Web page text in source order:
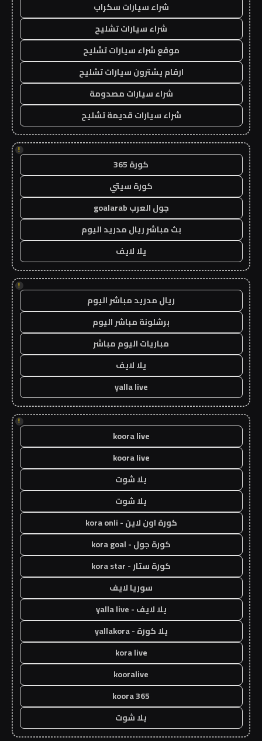
شراء سيارات سكراب
شراء سيارات تشليح
موقع شراء سيارات تشليح
ارقام يشترون سيارات تشليح
شراء سيارات مصدومة
شراء سيارات قديمة تشليح
!
كورة 365
كورة سيتي
جول العرب goalarab
بث مباشر ريال مدريد اليوم
يلا لايف
!
ريال مدريد مباشر اليوم
برشلونة مباشر اليوم
مباريات اليوم مباشر
يلا لايف
yalla live
!
koora live
koora live
يلا شوت
يلا شوت
كورة اون لاين - kora onli
كورة جول - kora goal
كورة ستار - kora star
سوريا لايف
يلا لايف - yalla live
يلا كورة - yallakora
kora live
kooralive
koora 365
يلا شوت